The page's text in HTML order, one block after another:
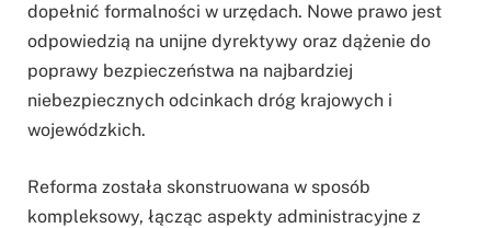
dopełnić formalności w urzędach. Nowe prawo jest
odpowiedzią na unijne dyrektywy oraz dążenie do
poprawy bezpieczeństwa na najbardziej
niebezpiecznych odcinkach dróg krajowych i
wojewódzkich.
Reforma została skonstruowana w sposób
kompleksowy, łącząc aspekty administracyjne z